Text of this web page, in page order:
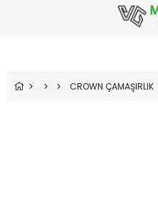
CROWN ÇAMAŞIRLIK